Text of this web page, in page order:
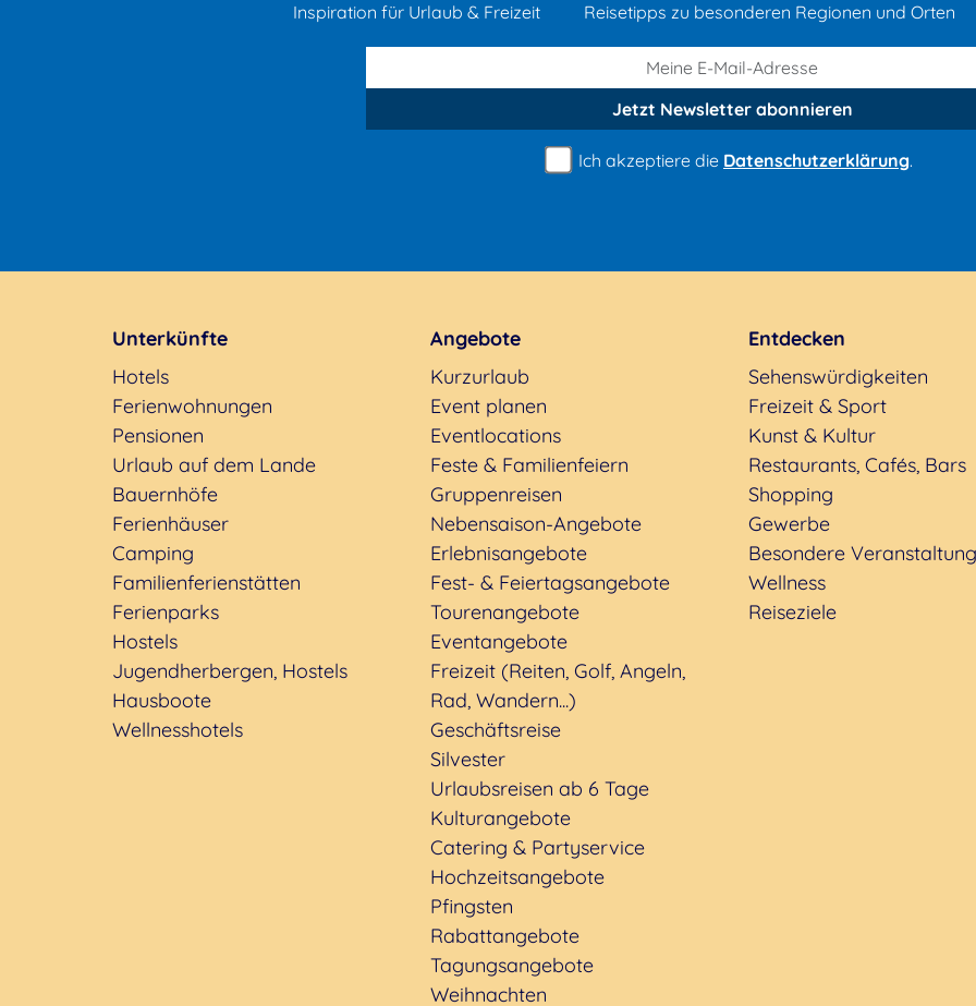
Inspiration für Urlaub & Freizeit
Reisetipps zu besonderen Regionen und Orten
Jetzt Newsletterabonnieren
Ich akzeptiere die Datenschutzerklärung.
Unterkünfte
Hotels
Ferienwohnungen
Pensionen
Urlaub auf dem Lande
Bauernhöfe
Ferienhäuser
Camping
Familienferienstätten
Ferienparks
Hostels
Jugendherbergen, Hostels
Hausboote
Wellnesshotels
Angebote
Kurzurlaub
Event planen
Eventlocations
Feste & Familienfeiern
Gruppenreisen
Nebensaison-Angebote
Erlebnisangebote
Fest- & Feiertagsangebote
Tourenangebote
Eventangebote
Freizeit (Reiten, Golf, Angeln,
Rad, Wandern...)
Geschäftsreise
Silvester
Urlaubsreisen ab 6 Tage
Kulturangebote
Catering & Partyservice
Hochzeitsangebote
Pfingsten
Rabattangebote
Tagungsangebote
Weihnachten
Entdecken
Sehenswürdigkeiten
Freizeit & Sport
Kunst & Kultur
Restaurants, Cafés, Bars
Shopping
Gewerbe
Besondere
Wellness
Reiseziele